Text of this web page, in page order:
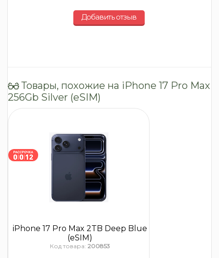
Добавить отзыв
Товары, похожие на iPhone 17 Pro Max
256Gb Silver (eSIM)
iPhone 17 Pro Max 2TB Deep Blue
(eSIM)
Код товара: 200853